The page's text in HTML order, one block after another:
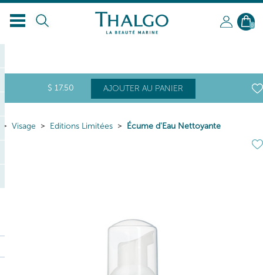
FR
0
$ 17.50 AJOUTER AU PANIER
Visage Editions Limitées Écume d'Eau Nettoyante